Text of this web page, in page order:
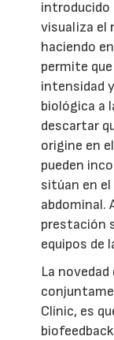
introducido
visualiza el
haciendo
permite
intensidad
biológica a
descartar
origine en
pueden
sitúan en
abdominal.
prestación
equipos de
La
Clínic, es